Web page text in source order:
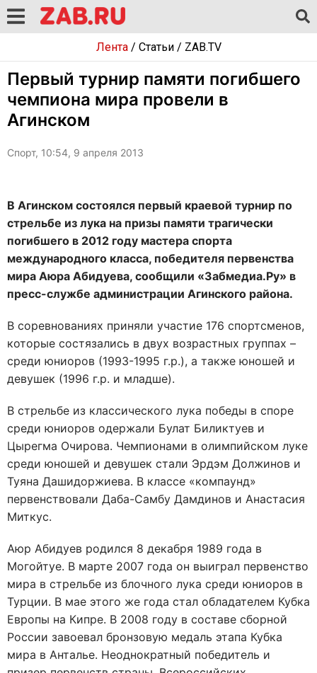
Лента/ Статьи/ ZAB.TV
Первый турнир памяти погибшего
чемпиона мира провели в
Агинском
Спорт, 10:54, 9 апреля 2013
В Агинском состоялся первый краевой турнир по
стрельбе из лука на призы памяти трагически
погибшего в 2012 году мастера спорта
международного класса, победителя первенства
мира Аюра Абидуева, сообщили «Забмедиа.Ру» в
пресс-службе администрации Агинского района.
В соревнованиях приняли участие 176 спортсменов,
которые состязались в двух возрастных группах –
среди юниоров (1993-1995 г.р.), а также юношей и
девушек (1996 г.р. и младше).
В стрельбе из классического лука победы в споре
среди юниоров одержали Булат Биликтуев и
Цырегма Очирова. Чемпионами в олимпийском луке
среди юношей и девушек стали Эрдэм Должинов и
Туяна Дашидоржиева. В классе «компаунд»
первенствовали Даба-Самбу Дамдинов и Анастасия
Миткус.
Аюр Абидуев родился 8 декабря 1989 года в
Могойтуе. В марте 2007 года он выиграл первенство
мира в стрельбе из блочного лука среди юниоров в
Турции. В мае этого же года стал обладателем Кубка
Европы на Кипре. В 2008 году в составе сборной
России завоевал бронзовую медаль этапа Кубка
мира в Анталье. Неоднократный победитель и